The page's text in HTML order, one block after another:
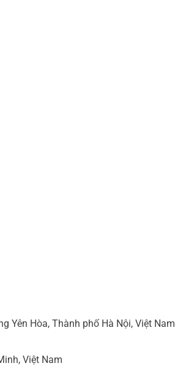
Yên Hòa, Thành phố Hà Nội, Việt Nam
Việt Nam